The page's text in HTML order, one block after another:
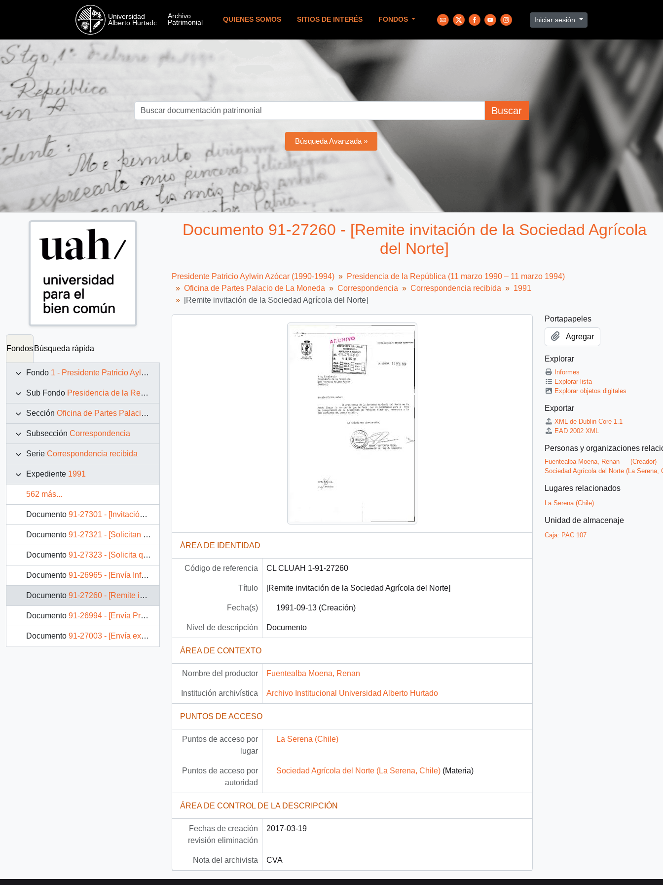
QUIENES SOMOS SITIOS DE INTERÉS FONDOS Iniciar sesión
Buscar
Búsqueda Avanzada »
Fondos Búsqueda rápida
Fondo 1 - Presidente Patricio Aylwin Azócar (1990-1994)
Sub Fondo Presidencia de la República (11 marzo 1990 – 11 marzo 1994)
Sección Oficina de Partes Palacio de La Moneda
Subsección Correspondencia
Serie Correspondencia recibida
Expediente 1991
562 más...
Documento 91-27301 - [Invitación al acto de lanzamiento del libro "Memoria del cardenal Raúl Silva Henríquez]
Documento 91-27321 - [Solicitan la liberación de los presos políticos]
Documento 91-27323 - [Solicita que Chile se adhiera al primer grupo de Estados en reconocer a la República de Croacia]
Documento 91-26965 - [Envía Informe acerca de los temas que la Confederación de Trabajadores del Cobre planteará]
Documento 91-27260 - [Remite invitación de la Sociedad Agrícola del Norte]
Documento 91-26994 - [Envía Proyecto de Ley para eliminar el terrorismo, vandalismo y otras violencias]
Documento 91-27003 - [Envía excusas a la invitación del Presidente]
Documento 91-27260 - [Remite invitación de la Sociedad Agrícola
del Norte]
Presidente Patricio Aylwin Azócar (1990-1994)
Presidencia de la República (11 marzo 1990 – 11 marzo 1994)
Oficina de Partes Palacio de La Moneda
Correspondencia Correspondencia recibida
1991
[Remite invitación de la Sociedad Agrícola del Norte]
ÁREA DE IDENTIDAD
Código de referencia CL CLUAH 1-91-27260
Título [Remite invitación de la Sociedad Agrícola del Norte]
Fecha(s) 1991-09-13 (Creación)
Nivel de descripción Documento
ÁREA DE CONTEXTO
Nombre del productor Fuentealba Moena, Renan
Institución archivística Archivo Institucional Universidad Alberto Hurtado
PUNTOS DE ACCESO
Puntos de acceso por
lugar
La Serena (Chile)
Puntos de acceso por
autoridad
Sociedad Agrícola del Norte (La Serena, Chile)(Materia)
ÁREA DE CONTROL DE LA DESCRIPCIÓN
Fechas de creación
revisión eliminación
2017-03-19
Nota del archivista CVA
Portapapeles
Agregar
Explorar
Informes
Explorar lista
Explorar objetos digitales
Exportar
XML de Dublin Core 1.1
EAD 2002 XML
Personas y organizaciones
Fuentealba Moena, Renan
(Creador)
Sociedad Agrícola del Norte (La Serena,
Lugares relacionados
La Serena (Chile)
Unidad de almacenaje
Caja: PAC 107